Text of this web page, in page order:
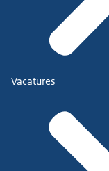
Vacatures